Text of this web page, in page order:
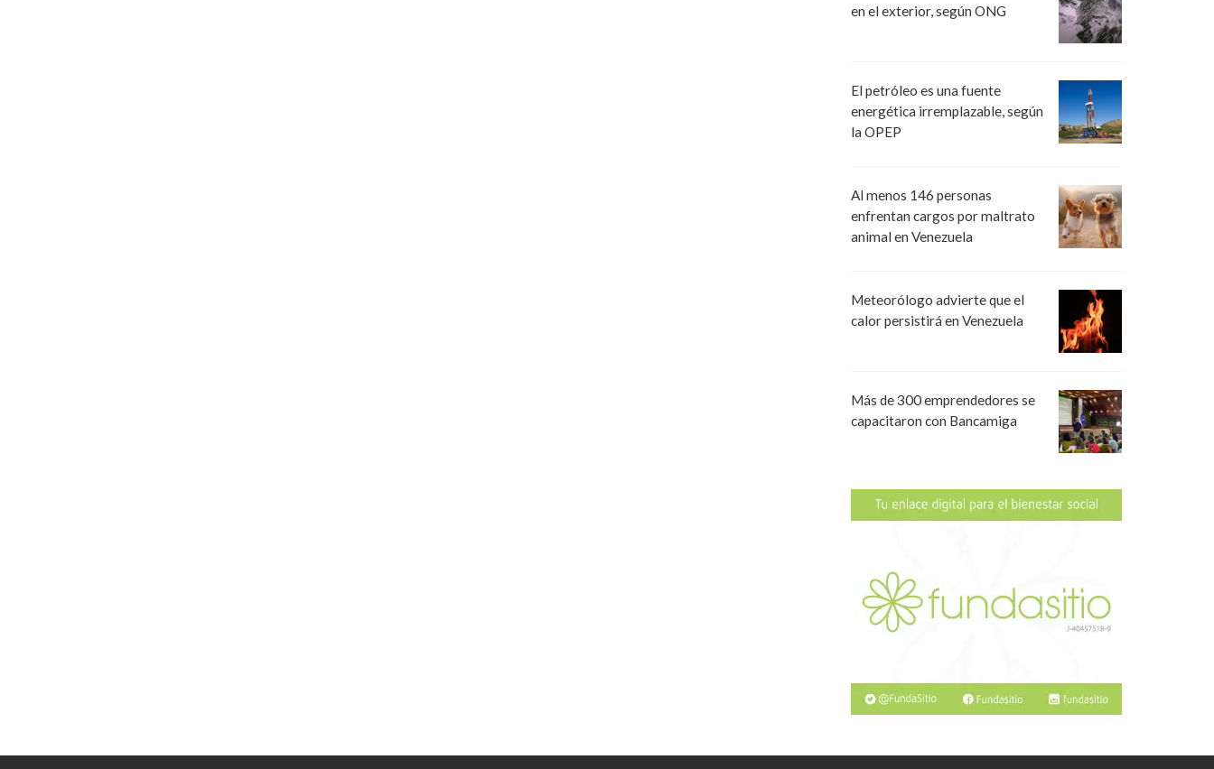
en el exterior, según ONG
El petróleo es una fuente
energética irremplazable, según
la OPEP
Al menos 146 personas
enfrentan cargos por maltrato
animal en Venezuela
Meteorólogo advierte que el
calor persistirá en Venezuela
Más de 300 emprendedores se
capacitaron con Bancamiga